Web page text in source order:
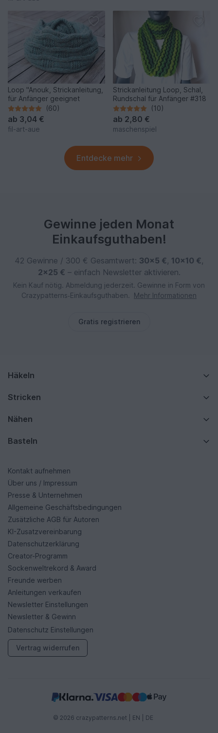
Loop "Anouk, Strickanleitung,
für Anfänger geeignet
(60)
ab 3,04 €
fil-art-aue
Strickanleitung Loop, Schal,
Rundschal für Anfänger #318
(10)
ab 2,80 €
maschenspiel
Entdecke mehr
Gewinne jeden Monat
Einkaufsguthaben!
42 Gewinne / 300 € Gesamtwert: 30×5 €, 10×10 €,
2×25 € – einfach Newsletter aktivieren.
Kein Kauf nötig. Abmeldung jederzeit. Gewinne in Form von
Crazypatterns‑Einkaufsguthaben.
Mehr Informationen
Gratis registrieren
Häkeln
Stricken
Nähen
Basteln
Kontakt aufnehmen
Über uns / Impressum
Presse & Unternehmen
Allgemeine Geschäftsbedingungen
Zusätzliche AGB für Autoren
KI-Zusatzvereinbarung
Datenschutzerklärung
Creator-Programm
Sockenweltrekord & Award
Freunde werben
Anleitungen verkaufen
Newsletter Einstellungen
Newsletter & Gewinn
Datenschutz Einstellungen
Vertrag widerrufen
© 2026 crazypatterns.net | EN DE